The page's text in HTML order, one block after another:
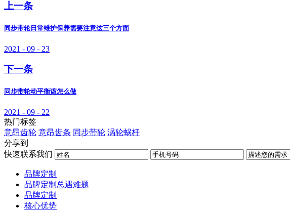
上一条
同步带轮日常维护保养需要注意这三个方面
2021 - 09 - 23
下一条
同步带轮动平衡该怎么做
2021 - 09 - 22
热门标签
意昂齿轮 意昂齿条 同步带轮 涡轮蜗杆
分享到
快速联系我们
品牌定制
品牌定制总遇难题
品牌定制
核心优势